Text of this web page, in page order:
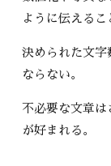
ように伝えるこ
決められた文字
ならない。
不必要な文章
が好まれる。